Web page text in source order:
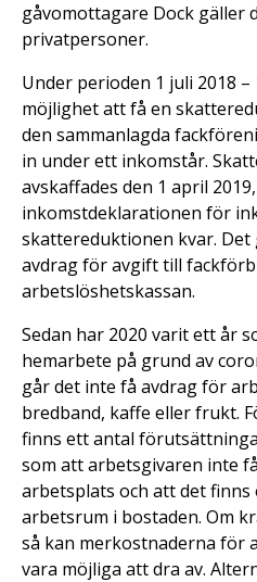
gåvomottagare Dock gäller
privatpersoner.
Under perioden 1 juli 2018
möjlighet att få en
den sammanlagda
in under ett inkomstår.
avskaffades den 1 april
inkomstdeklarationen för
skattereduktionen kvar.
avdrag för avgift till
arbetslöshetskassan.
Sedan har 2020 varit ett år
hemarbete på grund av
går det inte få avdrag för
bredband, kaffe eller frukt.
finns ett antal
som att arbetsgivaren inte
arbetsplats och att det
arbetsrum i bostaden. Om
så kan merkostnaderna för
vara möjliga att dra av.